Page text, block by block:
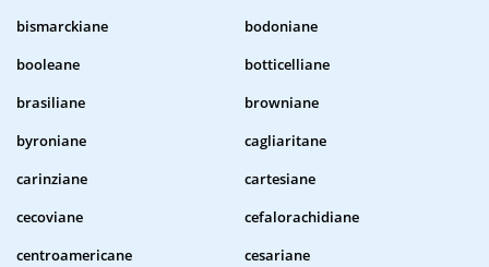
bismarckiane
bodoniane
booleane
botticelliane
brasiliane
browniane
byroniane
cagliaritane
carinziane
cartesiane
cecoviane
cefalorachidiane
centroamericane
cesariane